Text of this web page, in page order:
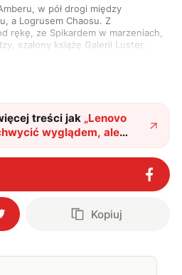
w pół drogi między
a Logrusem Chaosu. Z
rękę, ze Spikardem w marzeniach,
szalony książę Galerii Luster,
pojętej technice o zajmuję
treści jak „Lenovo
wyglądem, ale
"?
Kopiuj